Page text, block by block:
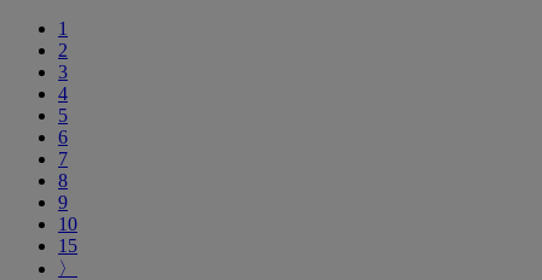
1
2
3
4
5
6
7
8
9
10
15
〉